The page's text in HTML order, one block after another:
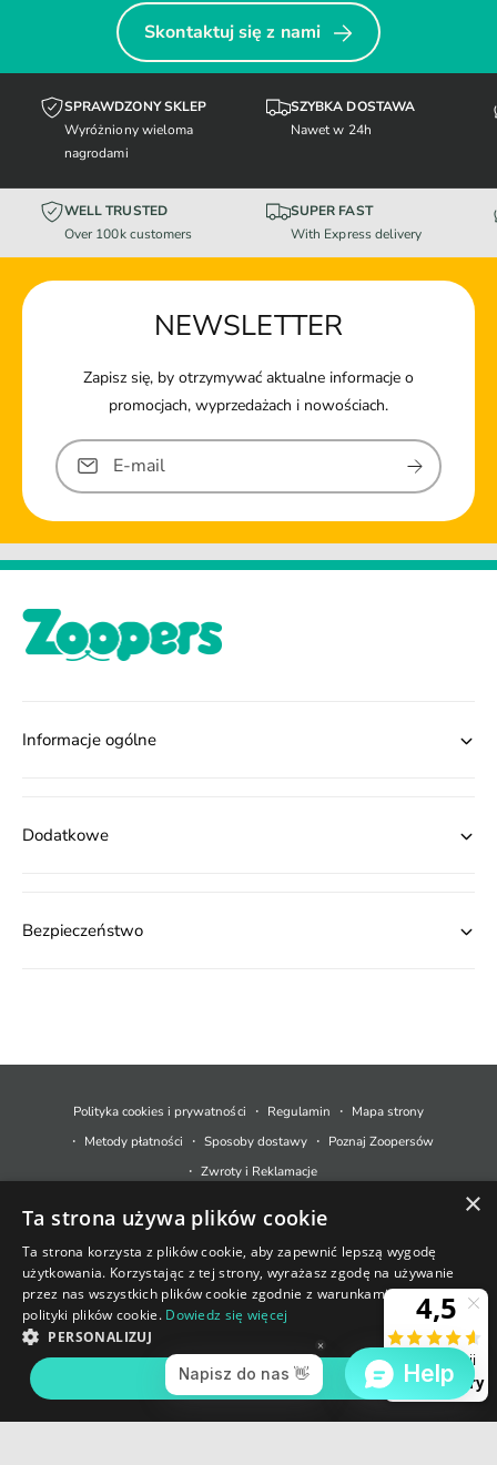
DODAJ DO KOSZYKA
Skontaktuj się z nami
Ostatnie sztuki!
Nie przegap okazji!
SPRAWDZONY SKLEP
Wyróżniony wieloma
nagrodami
SZYBKA DOSTAWA
Nawet w 24h
WELL TRUSTED
Over 100k customers
SUPER FAST
With Express delivery
NEWSLETTER
Zapisz się, by otrzymywać aktualne informacje o
promocjach, wyprzedażach i nowościach.
E-mail
Informacje ogólne
Dodatkowe
Bezpieczeństwo
e
y
p
ł
a
t
n
o
c
© 2026,Zoopers.pl. Technologia Shopify
Polityka cookies i prywatności Regulamin
Mapa strony
Metody płatności
Sposoby dostawy
Poznaj Zoopersów
Zwroty i Reklamacje
+48 733 550 021
sklep@zoopers.pl
Godziny pracy infolinii
poniedziałek - piątek: 8 - 17
×
Ta strona używa plików cookie
Ta strona korzysta z plików cookie, aby zapewnić lepszą wygodę
użytkowania. Korzystając z tej strony, wyrażasz zgodę na używanie
przez nas wszystkich plików cookie zgodnie z warunkami naszej
polityki plików cookie. Dowiedz się więcej
PERSONALIZUJ
AKCEPTUJ WSZYSTKIE